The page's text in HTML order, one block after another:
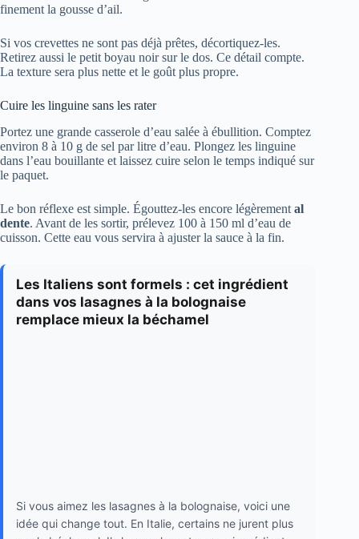
finement la gousse d’ail.
Si vos crevettes ne sont pas déjà prêtes, décortiquez-les.
Retirez aussi le petit boyau noir sur le dos. Ce détail compte.
La texture sera plus nette et le goût plus propre.
Cuire les linguine sans les rater
Portez une grande casserole d’eau salée à ébullition. Comptez
environ 8 à 10 g de sel par litre d’eau. Plongez les linguine
dans l’eau bouillante et laissez cuire selon le temps indiqué sur
le paquet.
Le bon réflexe est simple. Égouttez-les encore légèrement al
dente. Avant de les sortir, prélevez 100 à 150 ml d’eau de
cuisson. Cette eau vous servira à ajuster la sauce à la fin.
Les Italiens sont formels : cet ingrédient
dans vos lasagnes à la bolognaise
remplace mieux la béchamel
Si vous aimez les lasagnes à la bolognaise, voici une
idée qui change tout. En Italie, certains ne jurent plus